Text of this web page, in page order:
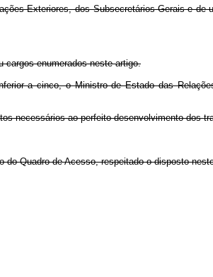
Exteriores, dos Subsecretários-Gerais e de
cargos enumerados neste artigo.
a cinco, o Ministro de Estado das
necessários ao perfeito desenvolvimento dos
Quadro de Acesso, respeitado o disposto